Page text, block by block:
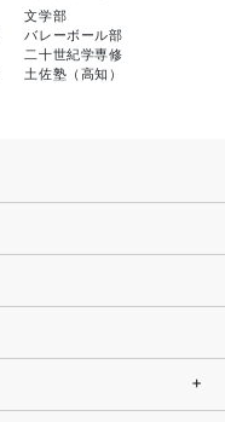
文学部
バレーボール部
二十世紀学専修
土佐塾（高知）